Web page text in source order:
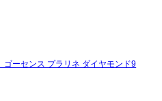
ーセンス プラリネ ダイヤモンド9